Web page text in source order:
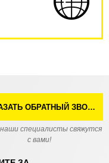
ЗАКАЗАТЬ ОБРАТНЫЙ ЗВОНОК
специалисты свяжутся
с вами!